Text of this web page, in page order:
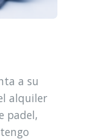
a su
alquiler
padel,